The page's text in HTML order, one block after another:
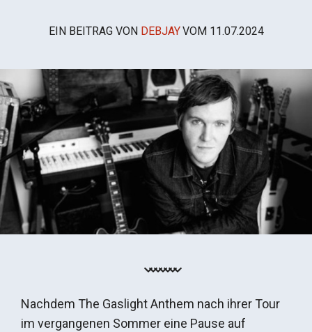
EIN BEITRAG VON DEBJAYVOM 11.07.2024
Nachdem The Gaslight Anthem nach ihrer Tour
im vergangenen Sommer eine Pause auf